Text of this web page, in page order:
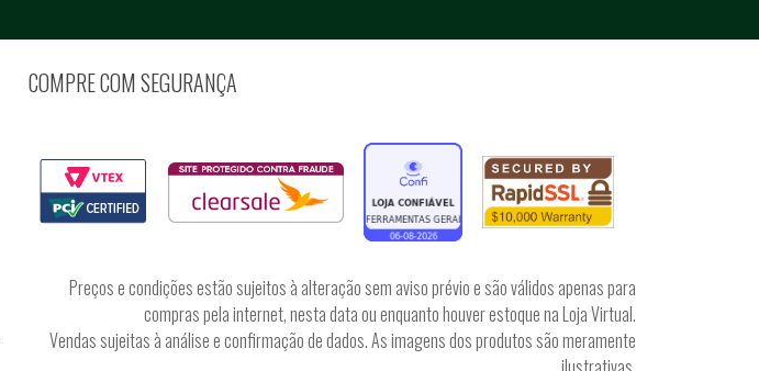
COMPRE COM SEGURANÇA
Preços e condições estão sujeitos à alteração sem aviso prévio e são válidos apenas para
compras pela internet, nesta data ou enquanto houver estoque na Loja Virtual.
Vendas sujeitas à análise e confirmação de dados. As imagens dos produtos são meramente